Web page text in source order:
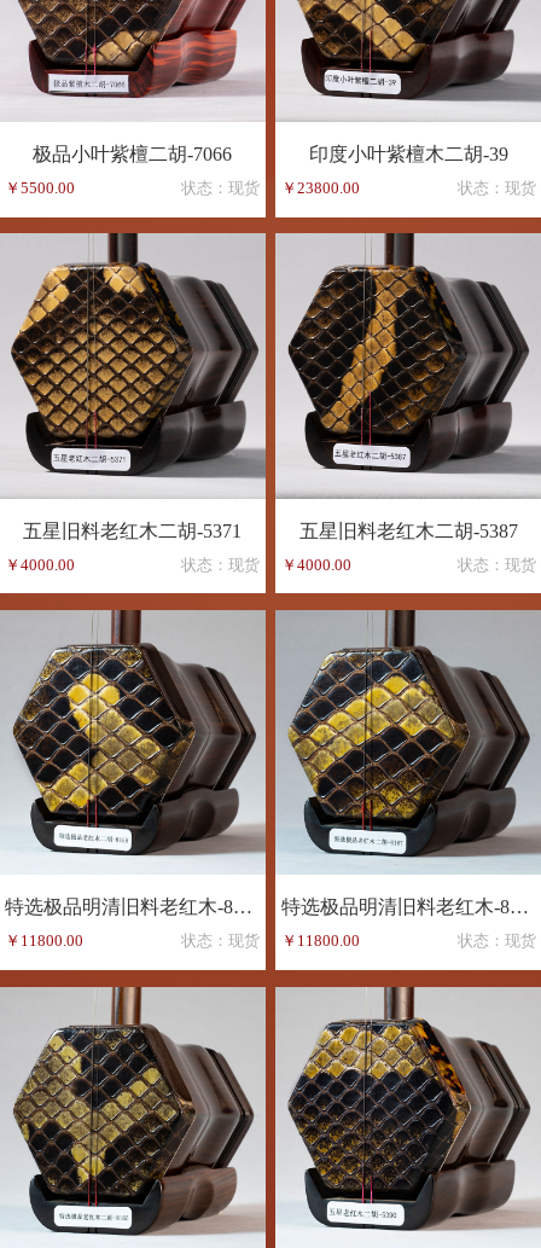
极品小叶紫檀二胡-7066
￥5500.00 状态：现货
印度小叶紫檀木二胡-39
￥23800.00 状态：现货
五星旧料老红木二胡-5371
￥4000.00 状态：现货
五星旧料老红木二胡-5387
￥4000.00 状态：现货
特选极品明清旧料老红木-8168
￥11800.00 状态：现货
特选极品明清旧料老红木-8167
￥11800.00 状态：现货